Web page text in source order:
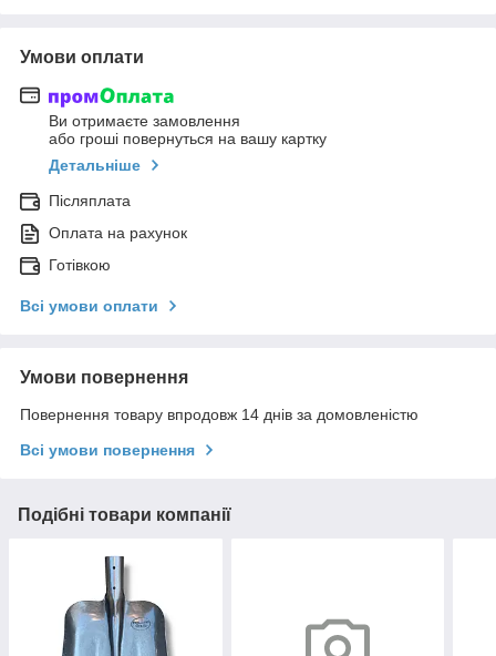
Умови оплати
Ви отримаєте замовлення
або гроші повернуться на вашу картку
Детальніше
Післяплата
Оплата на рахунок
Готівкою
Всі умови оплати
Умови повернення
Повернення товару впродовж 14 днів за домовленістю
Всі умови повернення
Подібні товари компанії